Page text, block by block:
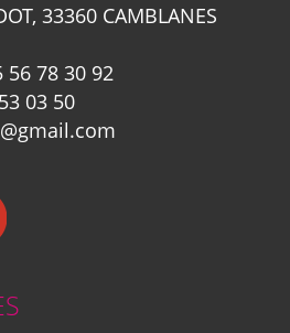
33360 CAMBLANES
56 78 30 92
03 50